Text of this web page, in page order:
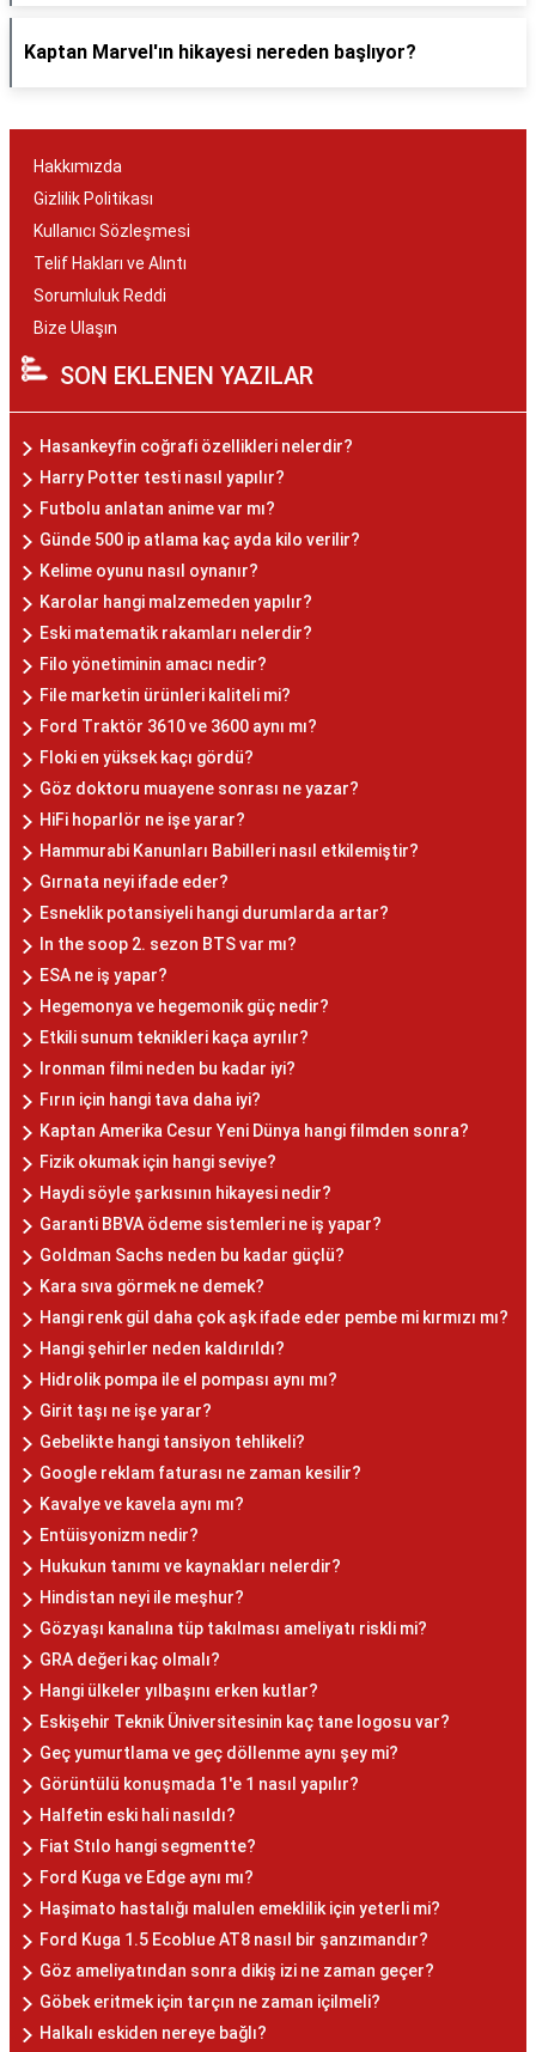
Kaptan Marvel'ın hikayesi nereden başlıyor?
Hakkımızda
Gizlilik Politikası
Kullanıcı Sözleşmesi
Telif Hakları ve Alıntı
Sorumluluk Reddi
Bize Ulaşın
SON EKLENEN YAZILAR
Hasankeyfin coğrafi özellikleri nelerdir?
Harry Potter testi nasıl yapılır?
Futbolu anlatan anime var mı?
Günde 500 ip atlama kaç ayda kilo verilir?
Kelime oyunu nasıl oynanır?
Karolar hangi malzemeden yapılır?
Eski matematik rakamları nelerdir?
Filo yönetiminin amacı nedir?
File marketin ürünleri kaliteli mi?
Ford Traktör 3610 ve 3600 aynı mı?
Floki en yüksek kaçı gördü?
Göz doktoru muayene sonrası ne yazar?
HiFi hoparlör ne işe yarar?
Hammurabi Kanunları Babilleri nasıl etkilemiştir?
Gırnata neyi ifade eder?
Esneklik potansiyeli hangi durumlarda artar?
In the soop 2. sezon BTS var mı?
ESA ne iş yapar?
Hegemonya ve hegemonik güç nedir?
Etkili sunum teknikleri kaça ayrılır?
Ironman filmi neden bu kadar iyi?
Fırın için hangi tava daha iyi?
Kaptan Amerika Cesur Yeni Dünya hangi filmden sonra?
Fizik okumak için hangi seviye?
Haydi söyle şarkısının hikayesi nedir?
Garanti BBVA ödeme sistemleri ne iş yapar?
Goldman Sachs neden bu kadar güçlü?
Kara sıva görmek ne demek?
Hangi renk gül daha çok aşk ifade eder pembe mi kırmızı mı?
Hangi şehirler neden kaldırıldı?
Hidrolik pompa ile el pompası aynı mı?
Girit taşı ne işe yarar?
Gebelikte hangi tansiyon tehlikeli?
Google reklam faturası ne zaman kesilir?
Kavalye ve kavela aynı mı?
Entüisyonizm nedir?
Hukukun tanımı ve kaynakları nelerdir?
Hindistan neyi ile meşhur?
Gözyaşı kanalına tüp takılması ameliyatı riskli mi?
GRA değeri kaç olmalı?
Hangi ülkeler yılbaşını erken kutlar?
Eskişehir Teknik Üniversitesinin kaç tane logosu var?
Geç yumurtlama ve geç döllenme aynı şey mi?
Görüntülü konuşmada 1'e 1 nasıl yapılır?
Halfetin eski hali nasıldı?
Fiat Stılo hangi segmentte?
Ford Kuga ve Edge aynı mı?
Haşimato hastalığı malulen emeklilik için yeterli mi?
Ford Kuga 1.5 Ecoblue AT8 nasıl bir şanzımandır?
Göz ameliyatından sonra dikiş izi ne zaman geçer?
Göbek eritmek için tarçın ne zaman içilmeli?
Halkalı eskiden nereye bağlı?